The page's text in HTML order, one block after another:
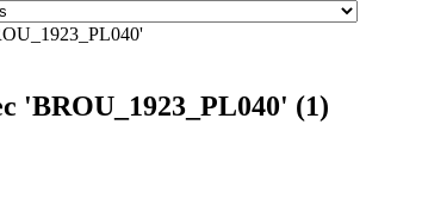
'BROU_1923_PL040' (1)